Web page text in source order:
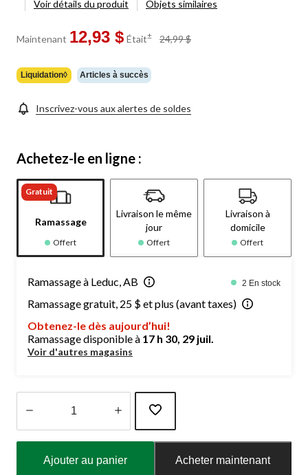
Voir détails du produit
Objets similaires
Maintenant 12,93 $ Était± 24,99 $
Liquidation◊ Articles à succès
Inscrivez-vous aux alertes de soldes
Achetez-le en ligne :
Gratuit
Ramassage
Offert
Livraison le même
jour
Offert
Livraison à
domicile
Offert
Ramassage à Leduc, AB 2 En stock
Ramassage gratuit, 25 $ et plus (avant taxes)
Obtenez-le dès aujourd’hui!
Ramassage disponible à 17 h 30, 29 juil.
Voir d'autres magasins
Ajouter au panier Acheter maintenant